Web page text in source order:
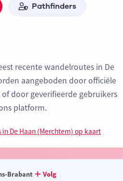
Pathfinders
recente wandelroutes in De
aangeboden door officiële
door geverifieerde gebruikers
platform.
De Haan (Merchtem) op kaart
Brabant
Volg